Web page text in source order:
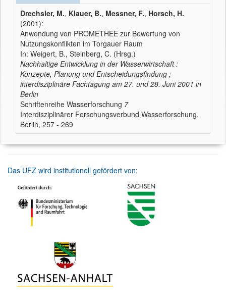
Drechsler, M., Klauer, B., Messner, F., Horsch, H.
(2001):
Anwendung von PROMETHEE zur Bewertung von
Nutzungskonflikten im Torgauer Raum
In: Weigert, B., Steinberg, C. (Hrsg.)
Nachhaltige Entwicklung in der Wasserwirtschaft :
Konzepte, Planung und Entscheidungsfindung ;
interdisziplinäre Fachtagung am 27. und 28. Juni 2001 in
Berlin
Schriftenreihe Wasserforschung 7
Interdisziplinärer Forschungsverbund Wasserforschung,
Berlin, 257 - 269
Das UFZ wird institutionell gefördert von: